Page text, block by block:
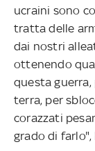
ucraini sono
tratta delle
dai nostri
ottenendo
questa
terra, per
corazzati
grado di